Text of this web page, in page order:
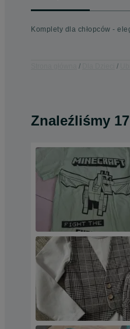
Komplety dla chłopców -
Znaleźliśmy